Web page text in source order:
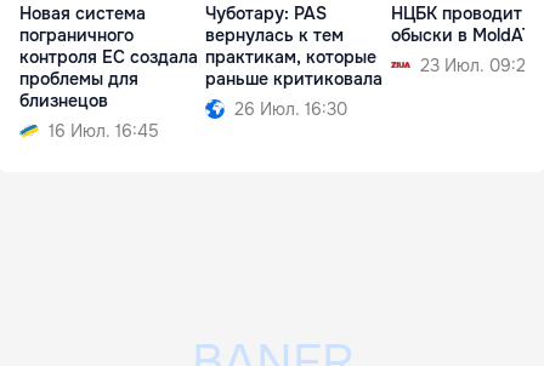
Новая система
пограничного
контроля ЕС создала
проблемы для
близнецов
16 Июл. 16:45
Чуботару: PAS
вернулась к тем
практикам, которые
раньше критиковала
26 Июл. 16:30
НЦБК проводит
обыски в
23 Июл. 09:24